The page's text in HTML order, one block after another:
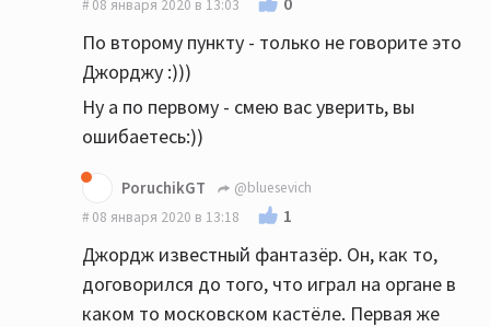
08 января 2020 в 13:03
По второму пункту - только не говорите это
Джорджу :)))
Ну а по первому - смею вас уверить, вы
ошибаетесь:))
PoruchikGT
@bluesevich
08 января 2020 в 13:18
1
Джордж известный фантазёр. Он, как то,
договорился до того, что играл на органе в
каком то московском кастёле. Первая же